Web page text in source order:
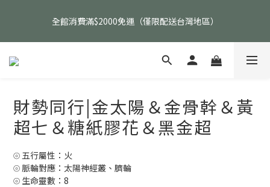
品除外）
全館消費滿$2000免運（僅限配送台灣地區）
父親節活動｜指定品項任選兩件88折（礦標｜高品水晶｜客製化商
財勢同行|金太陽＆金骨幹＆黃
超七＆糖紙膠花＆黑金超
⦾ 五行屬性：火
⦾ 脈輪對應：太陽神經叢、臍輪
⦾ 生命靈數：8